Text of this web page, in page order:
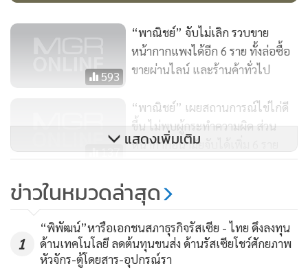
“หากประชาชนพบเห็นการกักตุนสินค้าหรือค้ากำไรเกินควร ขอ
ให้ร้องเรียนได้ที่สายด่วนกรมการค้าภายใน 1569 และในต่าง
จังหวัดร้องเรียนได้ที่สำนักงานพาณิชย์จังหวัด หรือศูนย์ดำรง
ธรรมจังหวัด จะมีการเข้าไปตรวจสอบและดำเนินการตาม
กฎหมายต่อผู้กระทำความผิดทันที” นางลลิดากล่าว
593
“พาณิชย์” จับไม่เลิก รวบขาย
หน้ากากแพงได้อีก 6 ราย ทั้งล่อซื้อ
ขายผ่านไลน์ และร้านค้าทั่วไป
137
“พาณิชย์” เผยสถานการณ์ไข่ไก่ดี
ขึ้น ไม่พบผู้กระทำความผิด ส่วน
หน้ากากอนามัยจับได้เพิ่ม 6 ราย
788
แพงได้อีก 5 ราย แต่ไข่ไก่
สถานการณ์ดีขึ้น ไม่พบคนทำผิด
แสดงเพิ่มเติม
ข่าวในหมวดล่าสุด
1
“พิพัฒน์”หารือเอกชนสภาธุรกิจรัสเซีย - ไทย ดึงลงทุน
ด้านเทคโนโลยี ลดต้นทุนขนส่ง ด้านรัสเซียโชว์ศักยภาพ
หัวจักร-ตู้โดยสาร-อุปกรณ์รา